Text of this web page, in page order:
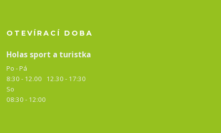
OTEVÍRACÍ DOBA
Holas sport a turistka
Po - Pá
8:30 - 12.00 12.30 - 17:30
So
08:30 - 12:00